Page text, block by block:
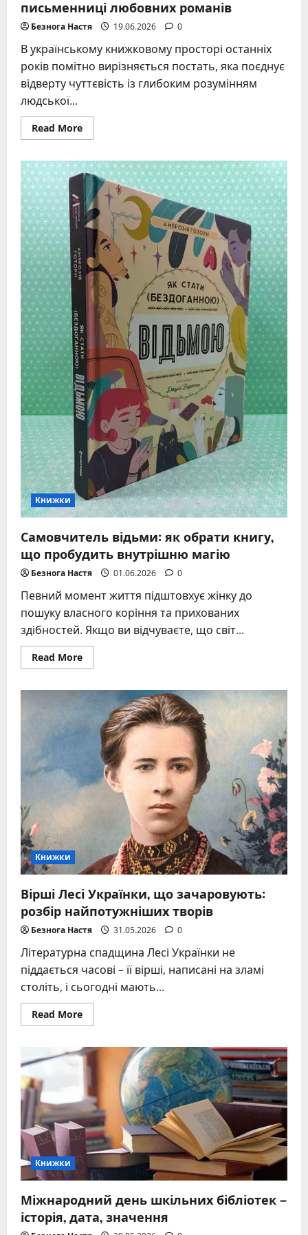
письменниці любовних романів
Безнога Настя 19.06.2026 0
В українському книжковому просторі останніх
років помітно вирізняється постать, яка поєднує
відверту чуттєвість із глибоким розумінням
людської...
Read MoreRead
more
Анжелі:
біографія
загадкової
письменниці
любовних
романів
Книжки
Самовчитель відьми: як обрати книгу,
що пробудить внутрішню магію
Безнога Настя 01.06.2026 0
Певний момент життя підштовхує жінку до
пошуку власного коріння та прихованих
здібностей. Якщо ви відчуваєте, що світ...
Read MoreRead
more
відьми:
обрати
книгу,
що
пробудить
внутрішню
магію
Книжки
Вірші Лесі Українки, що зачаровують:
розбір найпотужніших творів
Безнога Настя 31.05.2026 0
Літературна спадщина Лесі Українки не
піддається часові – її вірші, написані на зламі
століть, і сьогодні мають...
Read MoreRead
more
Лесі
Українки,
зачаровують:
розбір
найпотужніших
творів
Книжки
Міжнародний день шкільних бібліотек –
історія, дата, значення